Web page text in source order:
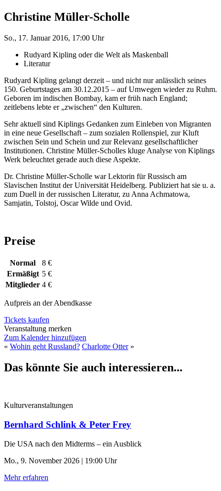
Christine Müller-Scholle
So., 17. Januar 2016, 17:00 Uhr
Rudyard Kipling oder die Welt als Maskenball
Literatur
Rudyard Kipling gelangt derzeit – und nicht nur anlässlich seines
150. Geburtstages am 30.12.2015 – auf Umwegen wieder zu Ruhm.
Geboren im indischen Bombay, kam er früh nach England;
zeitlebens lebte er „zwischen“ den Kulturen.
Sehr aktuell sind Kiplings Gedanken zum Einleben von Migranten
in eine neue Gesellschaft – zum sozialen Rollenspiel, zur Kluft
zwischen Sein und Schein und zur Relevanz gesellschaftlicher
Institutionen. Christine Müller-Scholles kluge Analyse von Kiplings
Werk beleuchtet gerade auch diese Aspekte.
Dr. Christine Müller-Scholle war Lektorin für Russisch am
Slavischen Institut der Universität Heidelberg. Publiziert hat sie u. a.
zum Duell in der russischen Literatur, zu Anna Achmatowa,
Samjatin, Tolstoj, Oscar Wilde und Ovid.
Preise
Normal
8 €
Ermäßigt 5 €
Mitglieder 4 €
Aufpreis an der Abendkasse
Tickets kaufen
Veranstaltung merken
Zum Kalender hinzufügen
« Wohin geht Russland? Charlotte Otter»
Das könnte Sie auch interessieren...
Kulturveranstaltungen
Bernhard Schlink & Peter Frey
Die USA nach den Midterms – ein Ausblick
Mo., 9. November 2026 | 19:00 Uhr
Mehr erfahren